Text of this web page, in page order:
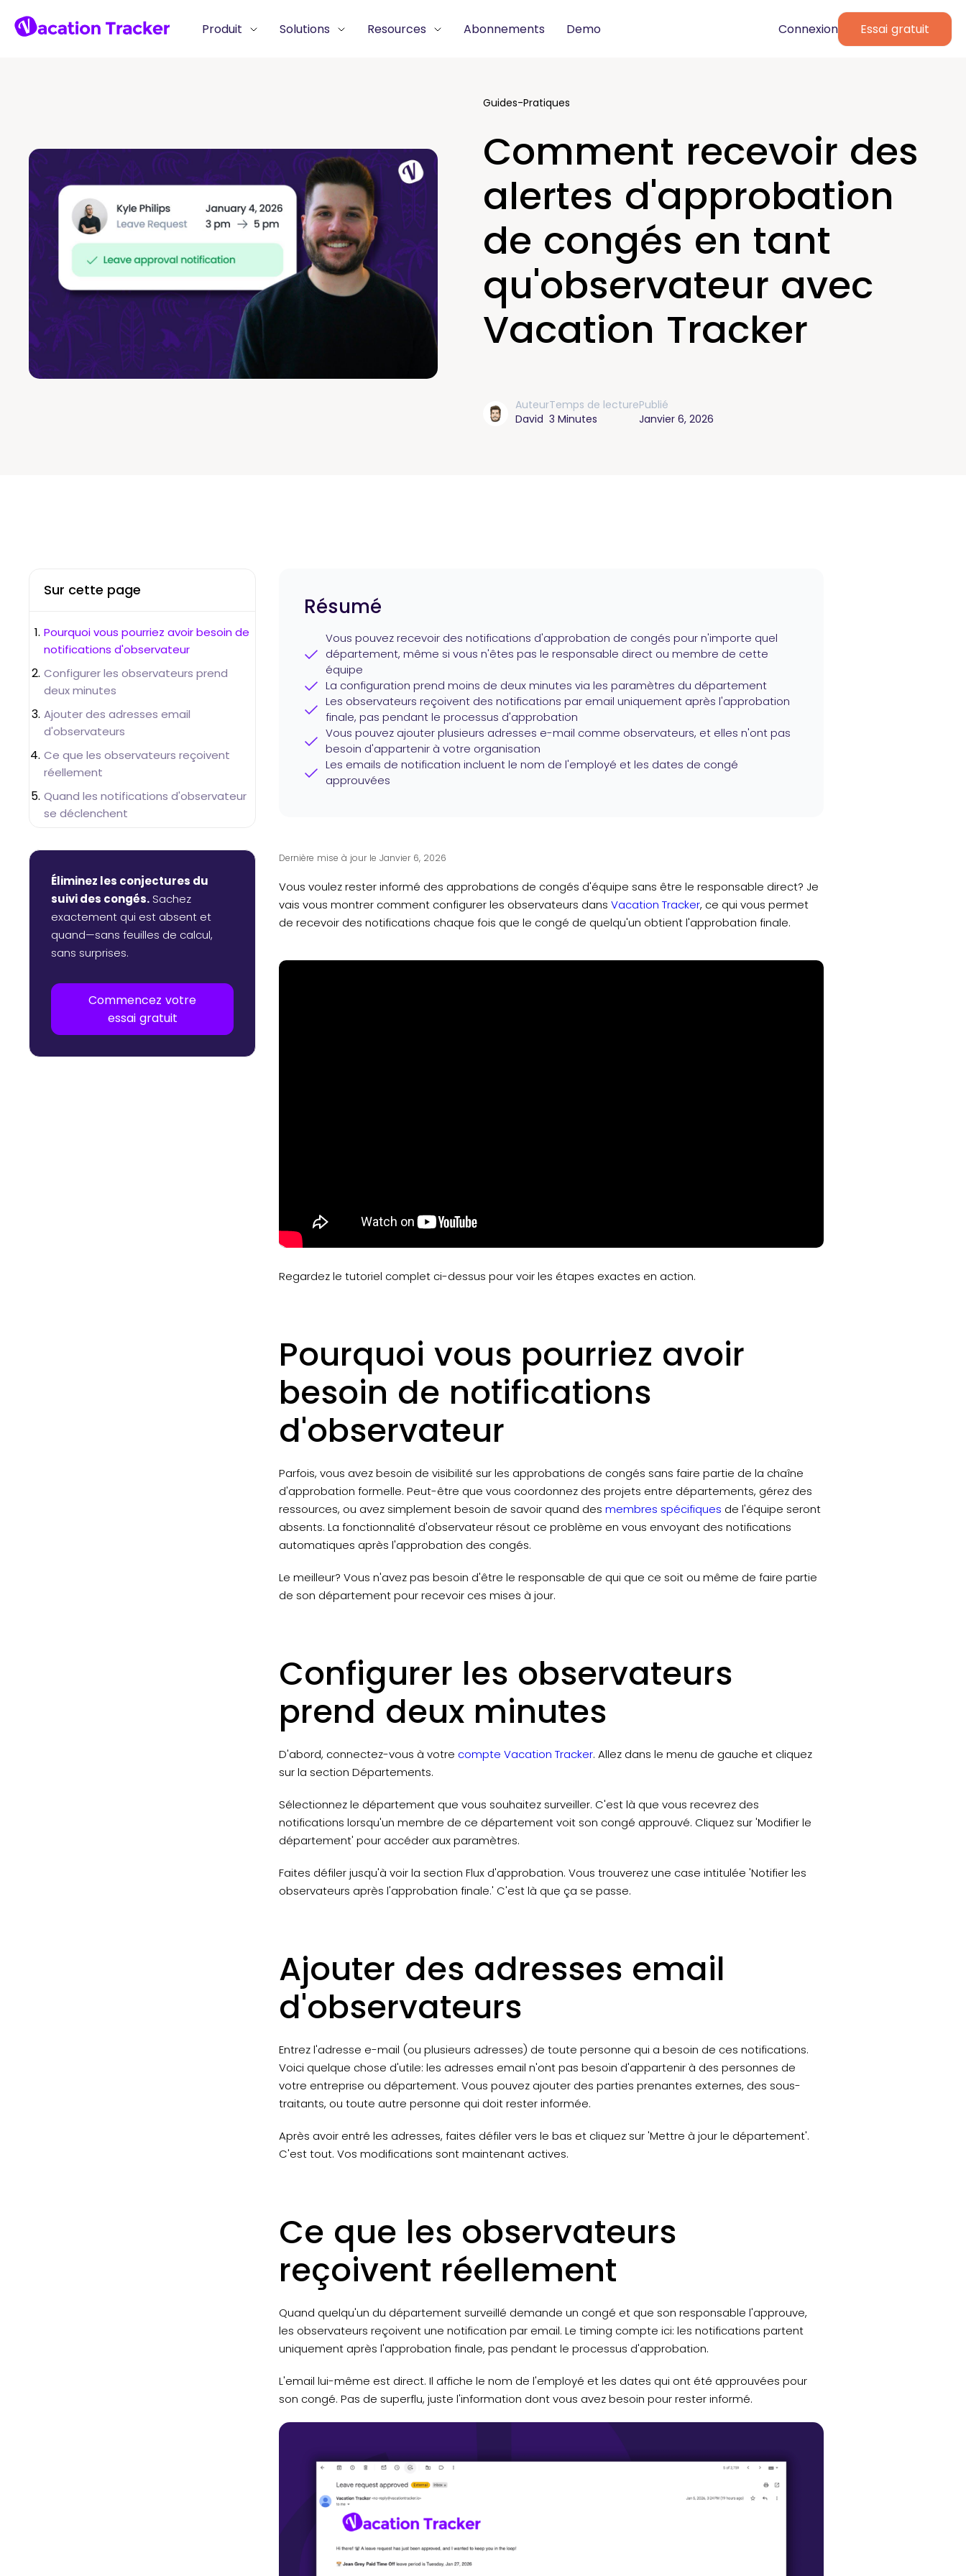
Produit Solutions Resources Abonnements Demo Connexion Essai gratuit
Guides-Pratiques
Comment recevoir des
alertes d'approbation
de congés en tant
qu'observateur avec
Vacation Tracker
Auteur
David
Temps de lecture
3 Minutes
Publié
Janvier 6, 2026
Sur cette page
Pourquoi vous pourriez avoir besoin de
notifications d'observateur
Configurer les observateurs prend
deux minutes
Ajouter des adresses email
d'observateurs
Ce que les observateurs reçoivent
réellement
Quand les notifications d'observateur
se déclenchent
organisation
Obtenir de l'aide avec la configuration
des observateurs
Éliminez les conjectures du
suivi des congés. Sachez
exactement qui est absent et
quand—sans feuilles de calcul,
sans surprises.
Commencez votre
essai gratuit
Résumé
Vous pouvez recevoir des notifications d'approbation de congés pour n'importe quel
département, même si vous n'êtes pas le responsable direct ou membre de cette
équipe
La configuration prend moins de deux minutes via les paramètres du département
Les observateurs reçoivent des notifications par email uniquement après l'approbation
finale, pas pendant le processus d'approbation
Vous pouvez ajouter plusieurs adresses e-mail comme observateurs, et elles n'ont pas
besoin d'appartenir à votre organisation
Les emails de notification incluent le nom de l'employé et les dates de congé
approuvées
Dernière mise à jour le Janvier 6, 2026
Vous voulez rester informé des approbations de congés d'équipe sans être le responsable direct? Je
vais vous montrer comment configurer les observateurs dans Vacation Tracker, ce qui vous permet
de recevoir des notifications chaque fois que le congé de quelqu'un obtient l'approbation finale.
Regardez le tutoriel complet ci-dessus pour voir les étapes exactes en action.
Pourquoi vous pourriez avoir
besoin de notifications
d'observateur
Parfois, vous avez besoin de visibilité sur les approbations de congés sans faire partie de la chaîne
d'approbation formelle. Peut-être que vous coordonnez des projets entre départements, gérez des
ressources, ou avez simplement besoin de savoir quand des membres spécifiques de l'équipe seront
absents. La fonctionnalité d'observateur résout ce problème en vous envoyant des notifications
automatiques après l'approbation des congés.
Le meilleur? Vous n'avez pas besoin d'être le responsable de qui que ce soit ou même de faire partie
de son département pour recevoir ces mises à jour.
Configurer les observateurs
prend deux minutes
D'abord, connectez-vous à votre compte Vacation Tracker. Allez dans le menu de gauche et cliquez
sur la section Départements.
Sélectionnez le département que vous souhaitez surveiller. C'est là que vous recevrez des
notifications lorsqu'un membre de ce département voit son congé approuvé. Cliquez sur 'Modifier le
département' pour accéder aux paramètres.
Faites défiler jusqu'à voir la section Flux d'approbation. Vous trouverez une case intitulée 'Notifier les
observateurs après l'approbation finale.' C'est là que ça se passe.
Ajouter des adresses email
d'observateurs
Entrez l'adresse e-mail (ou plusieurs adresses) de toute personne qui a besoin de ces notifications.
Voici quelque chose d'utile: les adresses email n'ont pas besoin d'appartenir à des personnes de
votre entreprise ou département. Vous pouvez ajouter des parties prenantes externes, des sous-
traitants, ou toute autre personne qui doit rester informée.
Après avoir entré les adresses, faites défiler vers le bas et cliquez sur 'Mettre à jour le département'.
C'est tout. Vos modifications sont maintenant actives.
Ce que les observateurs
reçoivent réellement
Quand quelqu'un du département surveillé demande un congé et que son responsable l'approuve,
les observateurs reçoivent une notification par email. Le timing compte ici: les notifications partent
uniquement après l'approbation finale, pas pendant le processus d'approbation.
L'email lui-même est direct. Il affiche le nom de l'employé et les dates qui ont été approuvées pour
son congé. Pas de superflu, juste l'information dont vous avez besoin pour rester informé.